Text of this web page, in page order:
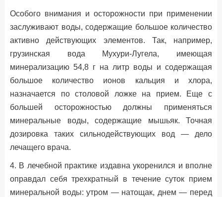
Особого внимания и осторожности при применении
заслуживают воды, содержащие большое количество
активно действующих элементов. Так, например,
грузинская вода Мухури-Лугела, имеющая
минерализацию 54,8 г на литр воды и содержащая
большое количество ионов кальция и хлора,
назначается по столовой ложке на прием. Еще с
большей осторожностью должны применяться
минеральные воды, содержащие мышьяк. Точная
дозировка таких сильнодействующих вод — дело
лечащего врача.
4. В лечебной практике издавна укоренился и вполне
оправдал себя трехкратный в течение суток прием
минеральной воды: утром — натощак, днем — перед